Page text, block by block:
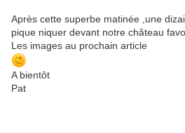
Après cette superbe matinée ,une
pique niquer devant notre château
Les images au prochain article
A bientôt
Pat